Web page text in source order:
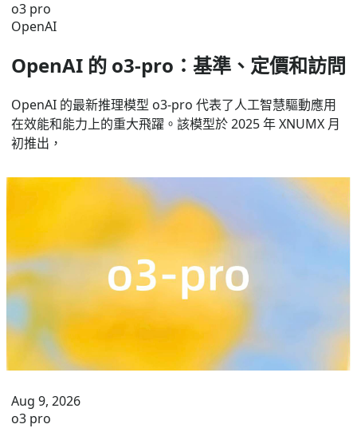
o3 pro
OpenAI
OpenAI 的 o3‑pro：基準、定價和訪問
OpenAI 的最新推理模型 o3‑pro 代表了人工智慧驅動應用
在效能和能力上的重大飛躍。該模型於 2025 年 XNUMX 月
初推出，
Aug 9, 2026
o3 pro